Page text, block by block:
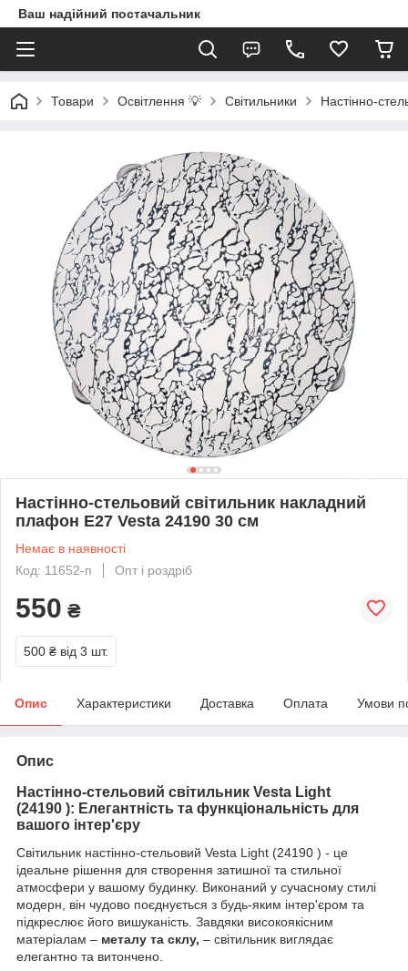
Ваш надійний постачальник
Товари Освітлення 💡 Світильники Настінно-
Настінно-стельовий світильник накладний
плафон Е27 Vesta 24190 30 см
Немає в наявності
Код: 11652-п
Опт і роздріб
550 ₴
500 ₴ від 3 шт.
Опис Характеристики Доставка Оплата Умови
Опис
Настінно-стельовий світильник Vesta Light
(24190 ): Елегантність та функціональність для
вашого інтер'єру
Світильник настінно-стельовий Vesta Light (24190 ) - це
ідеальне рішення для створення затишної та стильної
атмосфери у вашому будинку. Виконаний у сучасному стилі
модерн, він чудово поєднується з будь-яким інтер'єром та
підкреслює його вишуканість. Завдяки високоякісним
матеріалам – металу та склу, – світильник виглядає
елегантно та витончено.